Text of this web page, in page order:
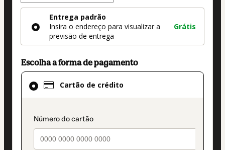
Forma
entrega
Entrega padrão
Insira o endereço para visualizar a
previsão de entrega
Grátis
Escolha a forma de pagamento
Cartão de crédito
payment_data.section_title_v2
Cartão
de
como
método